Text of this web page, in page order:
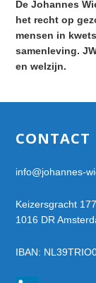
De Johannes
het recht op
mensen in
samenleving.
en welzijn.
Footer
CONTACT
info@johannes-
Keizersgracht 177
1016 DR
IBAN: